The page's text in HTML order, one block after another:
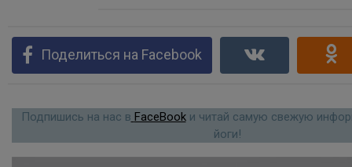
Поделиться на Facebook
Подпишись на нас в FaceBookи читай самую свежую
йоги!